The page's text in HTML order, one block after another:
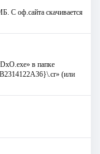
С оф.сайта скачивается
в папке
(или